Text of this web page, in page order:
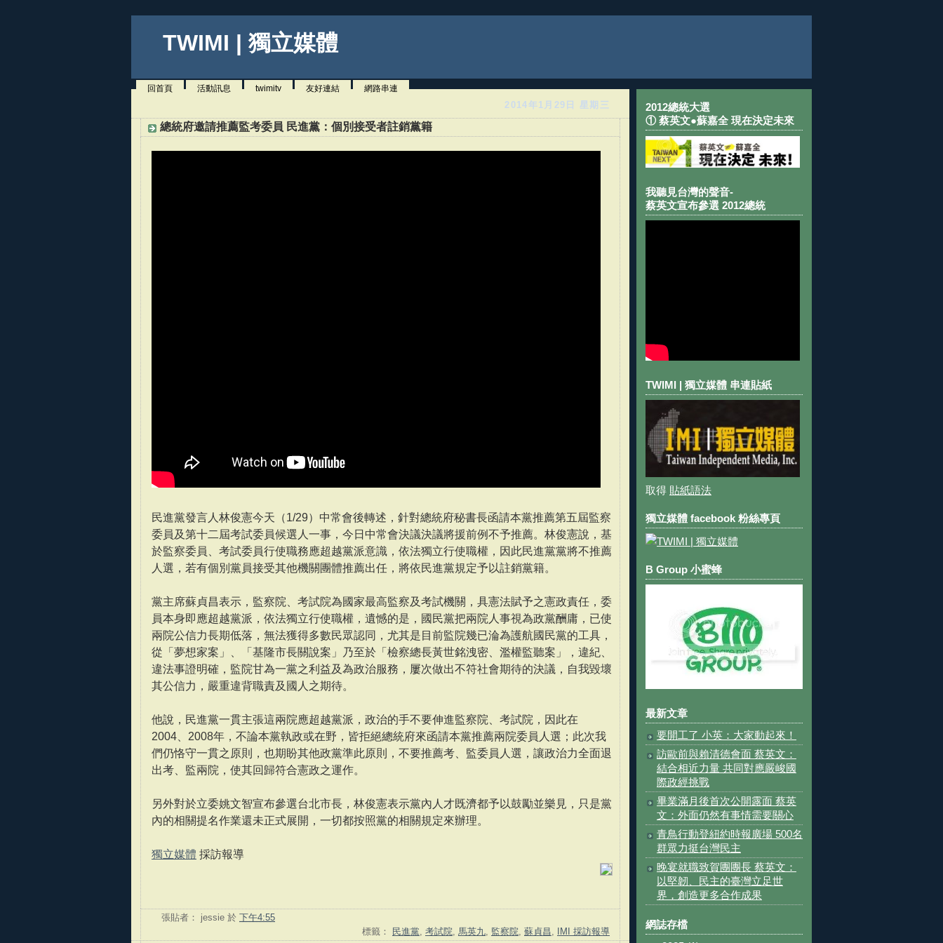
TWIMI | 獨立媒體
回首頁 活動訊息 twimitv 友好連結 網路串連
2014年1月29日 星期三
總統府邀請推薦監考委員 民進黨：個別接受者註銷黨籍
民進黨發言人林俊憲今天（1/29）中常會後轉述，針對總統府秘書長函請本黨推薦第五屆監察
委員及第十二屆考試委員候選人一事，今日中常會決議決議將援前例不予推薦。林俊憲說，基
於監察委員、考試委員行使職務應超越黨派意識，依法獨立行使職權，因此民進黨黨將不推薦
人選，若有個別黨員接受其他機關團體推薦出任，將依民進黨規定予以註銷黨籍。
黨主席蘇貞昌表示，監察院、考試院為國家最高監察及考試機關，具憲法賦予之憲政責任，委
員本身即應超越黨派，依法獨立行使職權，遺憾的是，國民黨把兩院人事視為政黨酬庸，已使
兩院公信力長期低落，無法獲得多數民眾認同，尤其是目前監院幾已淪為護航國民黨的工具，
從「夢想家案」、「基隆市長關說案」乃至於「檢察總長黃世銘洩密、濫權監聽案」，違紀、
違法事證明確，監院甘為一黨之利益及為政治服務，屢次做出不符社會期待的決議，自我毀壞
其公信力，嚴重違背職責及國人之期待。
他說，民進黨一貫主張這兩院應超越黨派，政治的手不要伸進監察院、考試院，因此在
2004、2008年，不論本黨執政或在野，皆拒絕總統府來函請本黨推薦兩院委員人選；此次我
們仍恪守一貫之原則，也期盼其他政黨準此原則，不要推薦考、監委員人選，讓政治力全面退
出考、監兩院，使其回歸符合憲政之運作。
另外對於立委姚文智宣布參選台北市長，林俊憲表示黨內人才既濟都予以鼓勵並樂見，只是黨
內的相關提名作業還未正式展開，一切都按照黨的相關規定來辦理。
獨立媒體 採訪報導
張貼者： jessie 於 下午4:55
標籤： 民進黨 考試院 馬英九 監察院 蘇貞昌 IMI 採訪報導
2012總統大選
① 蔡英文●蘇嘉全 現在決定未來
我聽見台灣的聲音-
蔡英文宣布參選 2012總統
TWIMI | 獨立媒體 串連貼紙
取得 貼紙語法
獨立媒體 facebook 粉絲專頁
B Group 小蜜蜂
最新文章
要開工了 小英：大家動起來！
訪歐前與賴清德會面 蔡英文：
結合相近力量 共同對應嚴峻國
際政經挑戰
畢業滿月後首次公開露面 蔡英
文：外面仍然有事情需要關心
青鳥行動登紐約時報廣場 500名
群眾力挺台灣民主
晚宴就職致賀團團長 蔡英文：
以堅韌、民主的臺灣立足世
界，創造更多合作成果
網誌存檔